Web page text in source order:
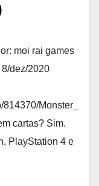
moi rai games
dez/2020
Monster_
cartas? Sim.
PlayStation 4 e